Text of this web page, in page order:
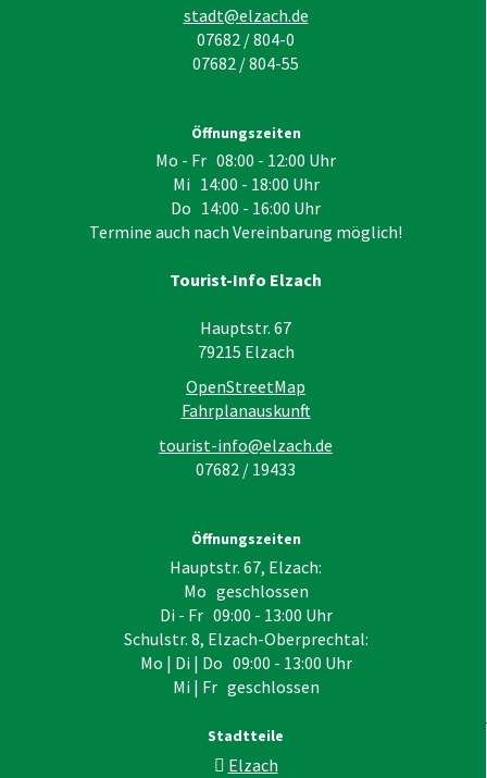
stadt@elzach.de
07682 / 804-0
07682 / 804-55
Öffnungszeiten
Mo - Fr 08:00 - 12:00 Uhr
Mi 14:00 - 18:00 Uhr
Do 14:00 - 16:00 Uhr
Termine auch nach Vereinbarung möglich!
Tourist-Info Elzach
Hauptstr. 67
79215 Elzach
OpenStreetMap
Fahrplanauskunft
tourist-info@elzach.de
07682 / 19433
Öffnungszeiten
Hauptstr. 67, Elzach:
Mo geschlossen
Di - Fr 09:00 - 13:00 Uhr
Schulstr. 8, Elzach-Oberprechtal:
Mo | Di | Do 09:00 - 13:00 Uhr
Mi | Fr geschlossen
Stadtteile
Elzach